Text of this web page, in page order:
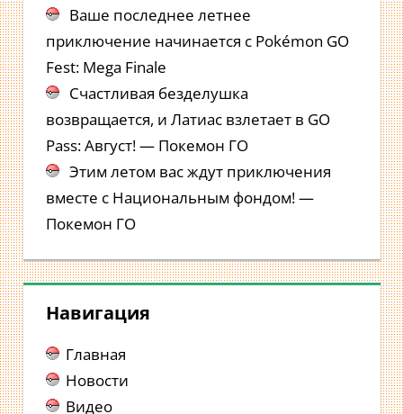
Ваше последнее летнее
приключение начинается с Pokémon GO
Fest: Mega Finale
Счастливая безделушка
возвращается, и Латиас взлетает в GO
Pass: Август! — Покемон ГО
Этим летом вас ждут приключения
вместе с Национальным фондом! —
Покемон ГО
Навигация
Главная
Новости
Видео